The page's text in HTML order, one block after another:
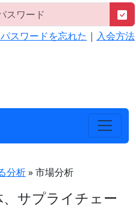
スワードを忘れた ｜ 入会方法
分析» 市場分析
サプライチェー